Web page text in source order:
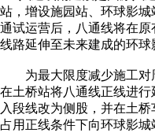
站，增设施园站、环球影
通试运营后，八通线将在原
线路延伸至未来建成的环球
为最大限度减少施工对
在土桥站将八通线正线进
入段线改为侧股，并在土
占用正线条件下向环球影城